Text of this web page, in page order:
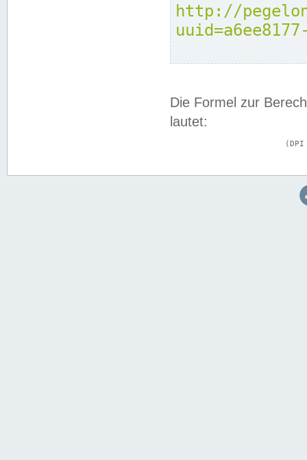
http://
Die Formel zur
lautet: